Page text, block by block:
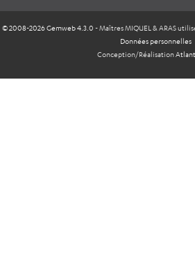
© 2008-2026 Gemweb 4.3.0 - Maîtres MIQUEL & ARAS
Données personnelles
Conception/Réalisation